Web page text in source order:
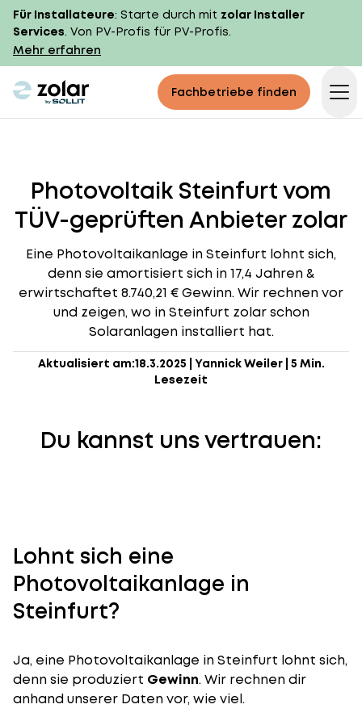
Für Installateure: Starte durch mit zolar Installer
Services. Von PV-Profis für PV-Profis.
Mehr erfahren
zolar logo Fachbetriebe finden
Photovoltaik Steinfurt vom
TÜV-geprüften Anbieter zolar
Eine Photovoltaikanlage in Steinfurt lohnt sich,
denn sie amortisiert sich in 17,4 Jahren &
erwirtschaftet 8.740,21 € Gewinn. Wir rechnen vor
und zeigen, wo in Steinfurt zolar schon
Solaranlagen installiert hat.
Aktualisiert am:18.3.2025 Yannick Weiler| 5 Min.
Lesezeit
Du kannst uns vertrauen:
Lohnt sich eine
Photovoltaikanlage in
Steinfurt?
Ja, eine Photovoltaikanlage in Steinfurt lohnt sich,
denn sie produziert Gewinn. Wir rechnen dir
anhand unserer Daten vor, wie viel.